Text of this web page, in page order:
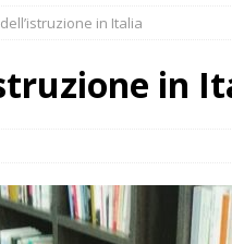
2026 ] Meteo, la quarta ondata di
della Prefettura
in Italia
in